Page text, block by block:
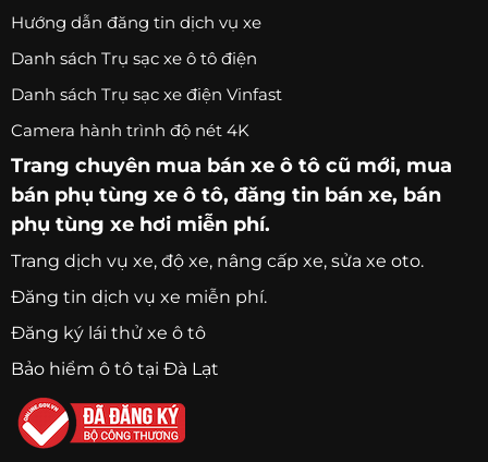
Hướng dẫn đăng tin dịch vụ xe
Danh sách Trụ sạc xe ô tô điện
Danh sách Trụ sạc xe điện Vinfast
Camera hành trình độ nét 4K
Trang chuyên mua bán xe ô tô cũ mới, mua
bán phụ tùng xe ô tô, đăng tin bán xe, bán
phụ tùng xe hơi miễn phí.
Trang dịch vụ xe, độ xe, nâng cấp xe, sửa xe oto.
Đăng tin dịch vụ xe miễn phí.
Đăng ký lái thử xe ô tô
Bảo hiểm ô tô tại Đà Lạt